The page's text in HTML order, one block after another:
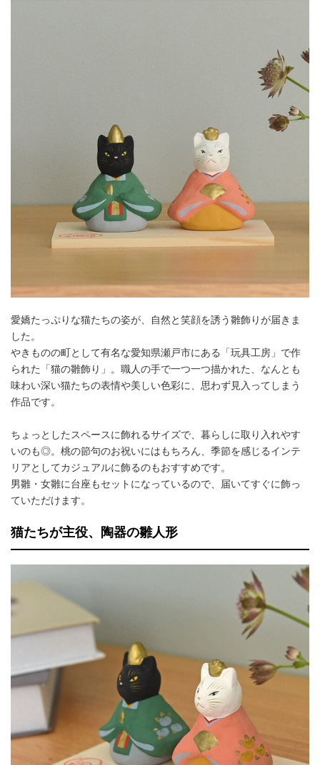
愛嬌たっぷりな猫たちの姿が、自然と笑顔を誘う雛飾りが届きま
した。
やきものの町として有名な愛知県瀬戸市にある「玩具工房」で作
られた「猫の雛飾り」。職人の手で一つ一つ描かれた、なんとも
味わい深い猫たちの表情や美しい色彩に、思わず見入ってしまう
作品です。
ちょっとしたスペースに飾れるサイズで、暮らしに取り入れやす
いのも◎。桃の節句のお祝いにはもちろん、季節を感じるインテ
リアとしてカジュアルに飾るのもおすすめです。
男雛・女雛に台座もセットになっているので、届いてすぐに飾っ
ていただけます。
猫たちが主役、陶器の雛人形